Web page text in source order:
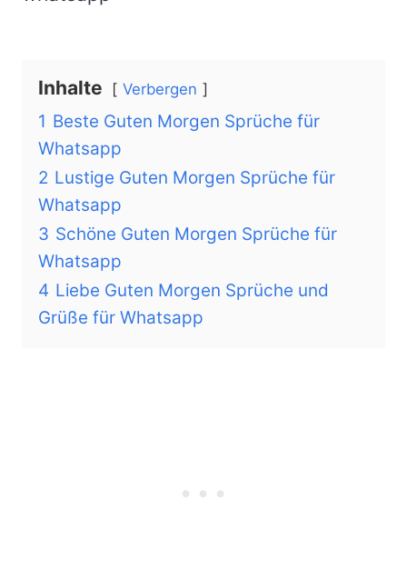
Inhalte Verbergen
1 Beste Guten Morgen Sprüche für
Whatsapp
2 Lustige Guten Morgen Sprüche für
Whatsapp
3 Schöne Guten Morgen Sprüche für
Whatsapp
4 Liebe Guten Morgen Sprüche und
Grüße für Whatsapp